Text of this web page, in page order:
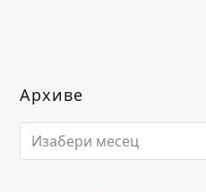
Архиве
Архиве